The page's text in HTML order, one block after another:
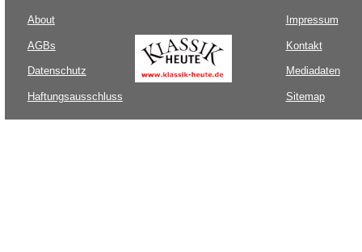
About
AGBs
Datenschutz
Haftungsausschluss
Impressum
Kontakt
Mediadaten
Sitemap